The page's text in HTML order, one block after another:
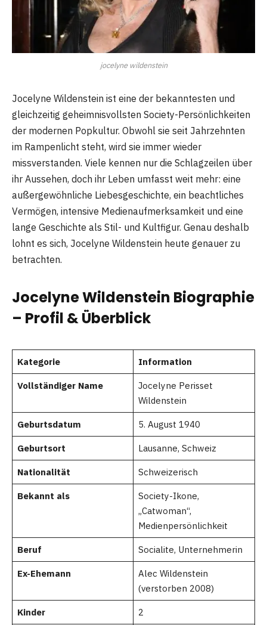
jocelyne wildenstein
Jocelyne Wildenstein ist eine der bekanntesten und
gleichzeitig geheimnisvollsten Society-Persönlichkeiten
der modernen Popkultur. Obwohl sie seit Jahrzehnten
im Rampenlicht steht, wird sie immer wieder
missverstanden. Viele kennen nur die Schlagzeilen über
ihr Aussehen, doch ihr Leben umfasst weit mehr: eine
außergewöhnliche Liebesgeschichte, ein beachtliches
Vermögen, intensive Medienaufmerksamkeit und eine
lange Geschichte als Stil- und Kultfigur. Genau deshalb
lohnt es sich, Jocelyne Wildenstein heute genauer zu
betrachten.
Jocelyne Wildenstein Biographie
– Profil & Überblick
Kategorie Information
Vollständiger Name
Jocelyne Perisset
Wildenstein
Geburtsdatum 5. August 1940
Geburtsort Lausanne, Schweiz
Nationalität Schweizerisch
Bekannt als
Society-Ikone,
„Catwoman“,
Medienpersönlichkeit
Beruf Socialite, Unternehmerin
Ex-Ehemann
Alec Wildenstein
(verstorben 2008)
Kinder 2